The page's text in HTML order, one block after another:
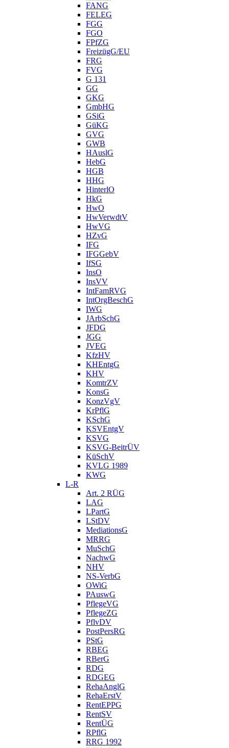
FANG
FELEG
FGG
FGO
FPfZG
FreizügG/EU
FRG
FVG
G 131
GG
GKG
GmbHG
GSiG
GüKG
GVG
GWB
HAuslG
HebG
HGB
HHG
HinterlO
HkG
HwO
HwVerwdtV
HwVG
HZvG
IFG
IFGGebV
IfSG
InsO
InsVV
IntFamRVG
IntOrgBeschG
IWG
JArbSchG
JFDG
JGG
JVEG
KfzHV
KHEntgG
KHV
KomtrZV
KonsG
KonzVgV
KrPflG
KSchG
KSVEntgV
KSVG
KSVG-BeitrÜV
KüSchV
KVLG 1989
KWG
L-R
Art. 2 RÜG
LAG
LPartG
LStDV
MediationsG
MRRG
MuSchG
NachwG
NHV
NS-VerbG
OWiG
PAuswG
PflegeVG
PflegeZG
PflvDV
PostPersRG
PStG
RBEG
RBerG
RDG
RDGEG
RehaAnglG
RehaErstV
RentEPPG
RentSV
RentÜG
RPflG
RRG 1992